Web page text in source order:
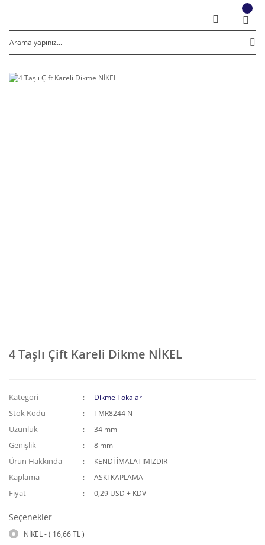
4 Taşlı Çift Kareli Dikme NİKEL
Kategori Dikme Tokalar
Stok Kodu TMR8244 N
Uzunluk 34 mm
Genişlik 8 mm
Ürün Hakkında KENDİ İMALATIMIZDIR
Kaplama ASKI KAPLAMA
Fiyat 0,29 USD + KDV
Seçenekler
NİKEL - ( 16,66 TL )